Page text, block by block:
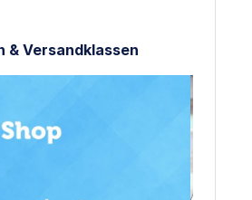
& Versandklassen